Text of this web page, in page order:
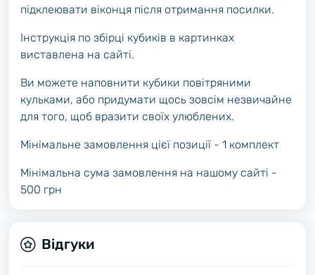
підклеювати віконця після отримання посилки.
Інструкція по збірці кубиків в картинках
виставлена на сайті.
Ви можете наповнити кубики повітряними
кульками, або придумати щось зовсім незвичайне
для того, щоб вразити своїх улюблених.
Мінімальне замовлення цієї позиції - 1 комплект
Мінімальна сума замовлення на нашому сайті -
500 грн
Відгуки